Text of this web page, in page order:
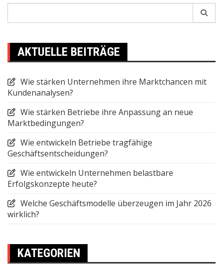
AKTUELLE BEITRÄGE
Wie stärken Unternehmen ihre Marktchancen mit
Kundenanalysen?
Wie stärken Betriebe ihre Anpassung an neue
Marktbedingungen?
Wie entwickeln Betriebe tragfähige
Geschäftsentscheidungen?
Wie entwickeln Unternehmen belastbare
Erfolgskonzepte heute?
Welche Geschäftsmodelle überzeugen im Jahr 2026
wirklich?
KATEGORIEN